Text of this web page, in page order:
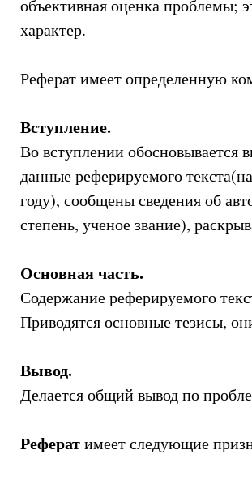
объективная оценка проблемы;
характер.
Реферат имеет определенную
Вступление.
Во вступлении обосновывается
данные реферируемого
году), сообщены сведения об
степень, ученое звание),
Основная часть.
Содержание реферируемого
Приводятся основные тезисы,
Вывод.
Делается общий вывод по
Рефератимеет следующие